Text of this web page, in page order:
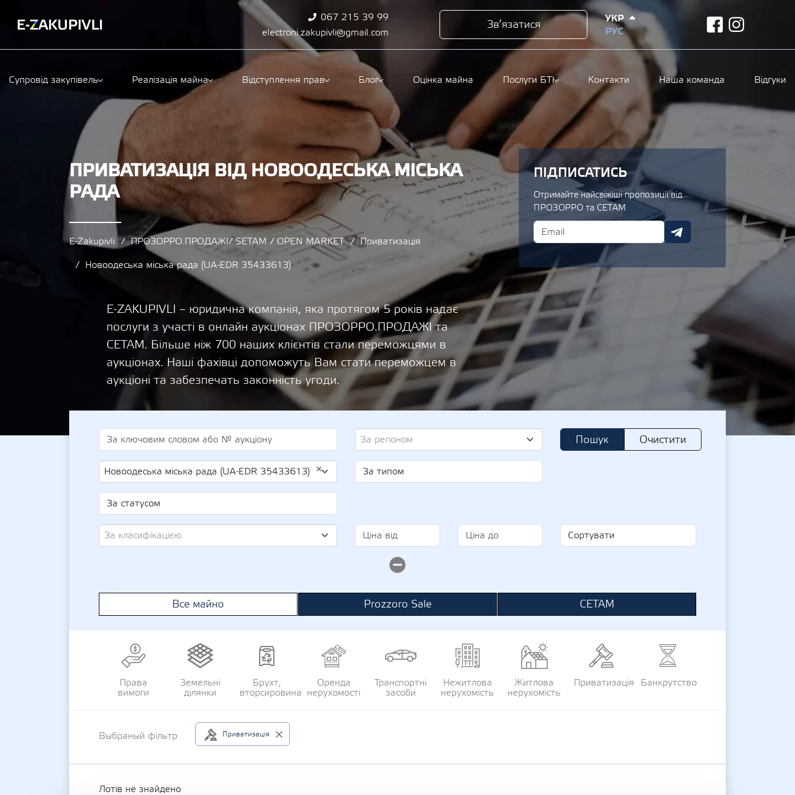
067 215 39 99
electroni.zakupivli@gmail.com
Зв’язатися
УКР
РУС
facebook
Супровід закупівель Реалізація майна Відступлення прав Блог Оцінка майна Послуги БТІ Контакти Наша команда Відгуки
ПРИВАТИЗАЦІЯ ВІД НОВООДЕСЬКА МІСЬКА
РАДА
E-Zakupivli ПРОЗОРРО.ПРОДАЖІ/ SETAM / OPEN MARKET
Приватизація
Новоодеська міська рада (UA-EDR 35433613)
E-ZAKUPIVLI – юридична компанія, яка протягом 5 років надає
послуги з участі в онлайн аукціонах ПРОЗОРРО.ПРОДАЖІ та
СЕТАМ. Більше ніж 700 наших клієнтів стали переможцями в
аукціонах. Наші фахівці допоможуть Вам стати переможцем в
аукціоні та забезпечать законність угоди.
ПІДПИСАТИСЬ
Отримайте найсвіжіші пропозиції від
ПРОЗОРРО та СЕТАМ
За регіоном Пошук Очистити
×
Новоодеська міська рада (UA-EDR 35433613)
За класифікацією
Все майно Prozzoro Sale СЕТАМ
Права
вимоги
Земельні
ділянки
Брухт,
вторсировина
Оренда
нерухомості
Транспортні
засоби
Нежитлова
нерухомість
Житлова
нерухомість
Приватизація Банкрутство
Выбраный фільтр Приватизація
Лотів не знайдено